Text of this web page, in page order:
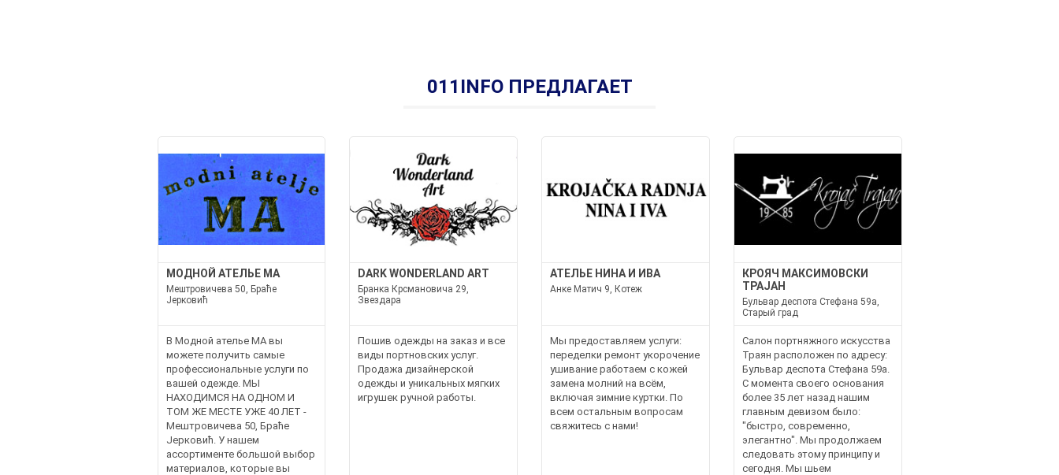
011INFO ПРЕДЛАГАЕТ
МОДНОЙ АТЕЛЬЕ MA
Мештровичева 50, Браће
Јерковић
В Модной ателье MA вы
можете получить самые
профессиональные услуги по
вашей одежде. МЫ
НАХОДИМСЯ НА ОДНОМ И
ТОМ ЖЕ МЕСТЕ УЖЕ 40 ЛЕТ -
Мештровичева 50, Браће
Јерковић. У нашем
ассортименте большой выбор
материалов, которые вы
DARK WONDERLAND ART
Бранка Крсмановича 29,
Звездара
Пошив одежды на заказ и все
виды портновских услуг.
Продажа дизайнерской
одежды и уникальных мягких
игрушек ручной работы.
АТЕЛЬЕ НИНА И ИВА
Анке Матич 9, Котеж
Мы предоставляем услуги:
переделки ремонт укорочение
ушивание работаем с кожей
замена молний на всём,
включая зимние куртки. По
всем остальным вопросам
свяжитесь с нами!
КРОЯЧ МАКСИМОВСКИ
ТРАЈАН
Бульвар деспота Стефана 59а,
Старый град
Салон портняжного искусства
Траян расположен по адресу:
Бульвар деспота Стефана 59а.
С момента своего основания
более 35 лет назад нашим
главным девизом было:
"быстро, современно,
элегантно". Мы продолжаем
следовать этому принципу и
сегодня. Мы шьем